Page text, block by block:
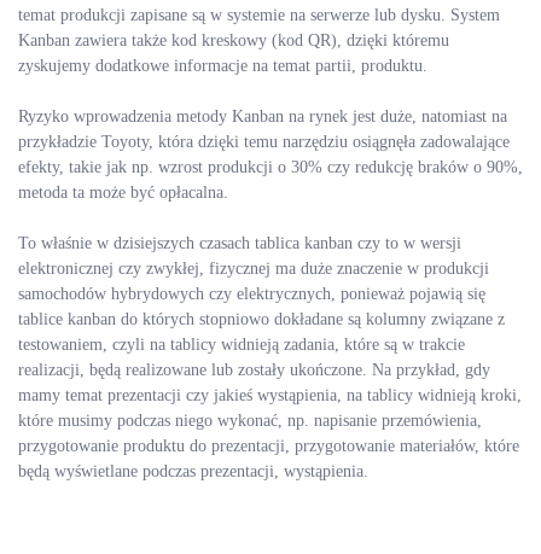
temat produkcji zapisane są w systemie na serwerze lub dysku. System
Kanban zawiera także kod kreskowy (kod QR), dzięki któremu
zyskujemy dodatkowe informacje na temat partii, produktu.
Ryzyko wprowadzenia metody Kanban na rynek jest duże, natomiast na
przykładzie Toyoty, która dzięki temu narzędziu osiągnęła zadowalające
efekty, takie jak np. wzrost produkcji o 30% czy redukcję braków o 90%,
metoda ta może być opłacalna.
To właśnie w dzisiejszych czasach tablica kanban czy to w wersji
elektronicznej czy zwykłej, fizycznej ma duże znaczenie w produkcji
samochodów hybrydowych czy elektrycznych, ponieważ pojawią się
tablice kanban do których stopniowo dokładane są kolumny związane z
testowaniem, czyli na tablicy widnieją zadania, które są w trakcie
realizacji, będą realizowane lub zostały ukończone. Na przykład, gdy
mamy temat prezentacji czy jakieś wystąpienia, na tablicy widnieją kroki,
które musimy podczas niego wykonać, np. napisanie przemówienia,
przygotowanie produktu do prezentacji, przygotowanie materiałów, które
będą wyświetlane podczas prezentacji, wystąpienia.